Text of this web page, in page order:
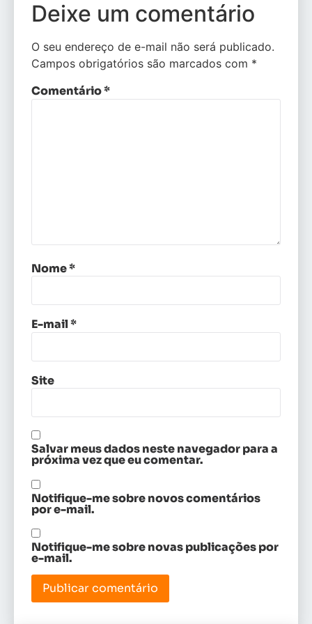
Deixe um comentário
O seu endereço de e-mail não será publicado.
Campos obrigatórios são marcados com *
Comentário*
Nome*
E-mail*
Site
Salvar meus dados neste navegador para a
próxima vez que eu comentar.
Notifique-me sobre novos comentários
por e-mail.
Notifique-me sobre novas publicações por
e-mail.